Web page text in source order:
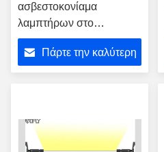
ασβεστοκονίαμα
λαμπτήρων στο
τοποθετημένο
σχεδιάγραμμα 53*15mm
γύψος Β των οδηγήσεων
Πάρτε την καλύτερη